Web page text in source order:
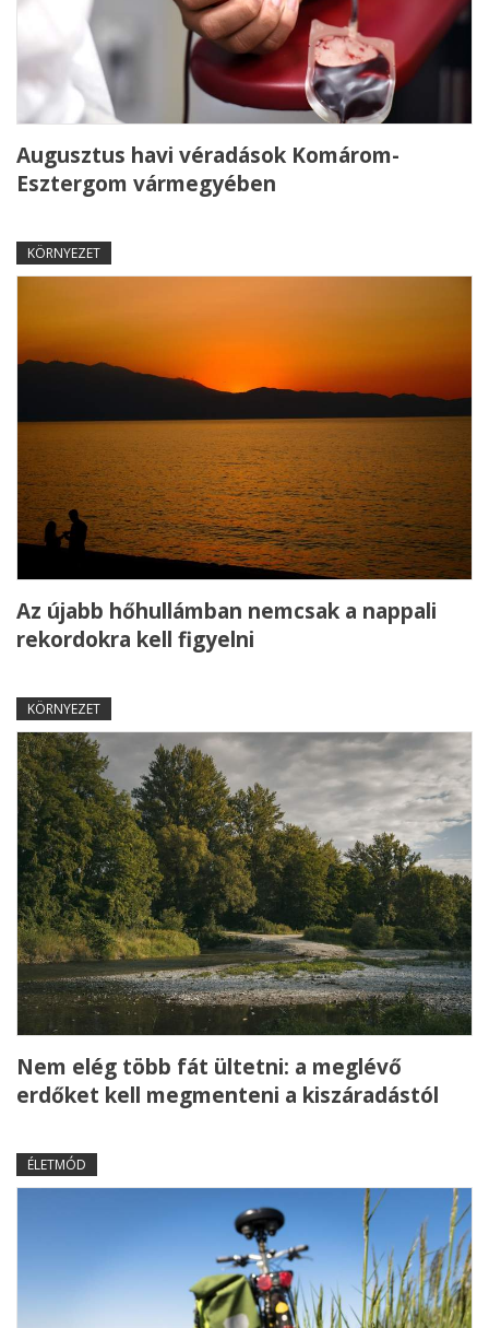
Augusztus havi véradások Komárom-
Esztergom vármegyében
KÖRNYEZET
Az újabb hőhullámban nemcsak a nappali
rekordokra kell figyelni
KÖRNYEZET
Nem elég több fát ültetni: a meglévő
erdőket kell megmenteni a kiszáradástól
ÉLETMÓD